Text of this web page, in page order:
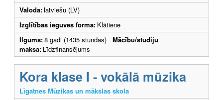
Valoda:latviešu (LV)
Izglītības ieguves forma: Klātiene
Ilgums:8 gadi (1435 stundas) Mācību/studiju
maksa: Līdzfinansējums
Kora klase I - vokālā mūzika
Līgatnes Mūzikas un mākslas skola